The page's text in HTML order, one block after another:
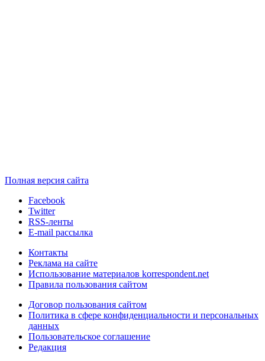
Полная версия сайта
Facebook
Twitter
RSS-ленты
E-mail рассылка
Контакты
Реклама на сайте
Использование материалов korrespondent.net
Правила пользования сайтом
Договор пользования сайтом
Политика в сфере конфиденциальности и персональных
данных
Пользовательское соглашение
Редакция